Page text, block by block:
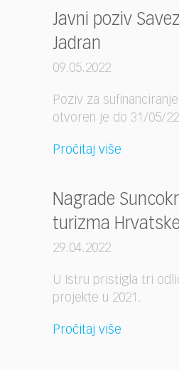
Javni poziv
Jadran
09.05.2022
Poziv za
otvoren je do 31/05/22
Pročitaj više
Nagrade
turizma Hrvatske
29.04.2022
U Istru pristigla tri
projekte u 2021.
Pročitaj više